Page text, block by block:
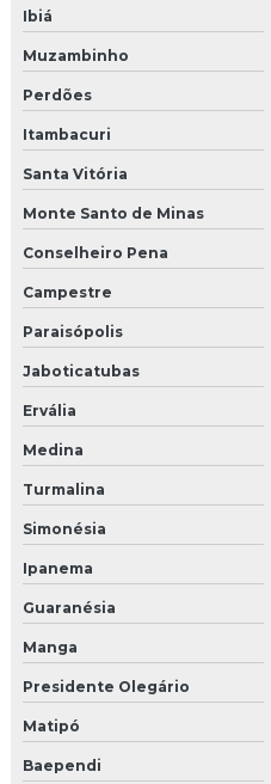
Ibiá
Muzambinho
Perdões
Itambacuri
Santa Vitória
Monte Santo de Minas
Conselheiro Pena
Campestre
Paraisópolis
Jaboticatubas
Ervália
Medina
Turmalina
Simonésia
Ipanema
Guaranésia
Manga
Presidente Olegário
Matipó
Baependi